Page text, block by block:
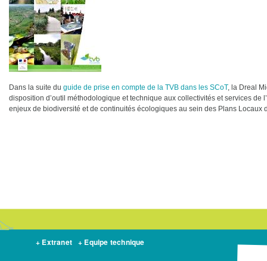
Dans la suite du guide de prise en compte de la TVB dans les SCoT, la Dreal
disposition d’outil méthodologique et technique aux collectivités et services de
enjeux de biodiversité et de continuités écologiques au sein des Plans Locaux
+ Extranet + Equipe technique